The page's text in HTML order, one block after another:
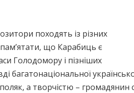
походять із різних
пам’ятати, що Карабиць є
Голодомору і пізніших
а творчістю – громадянин